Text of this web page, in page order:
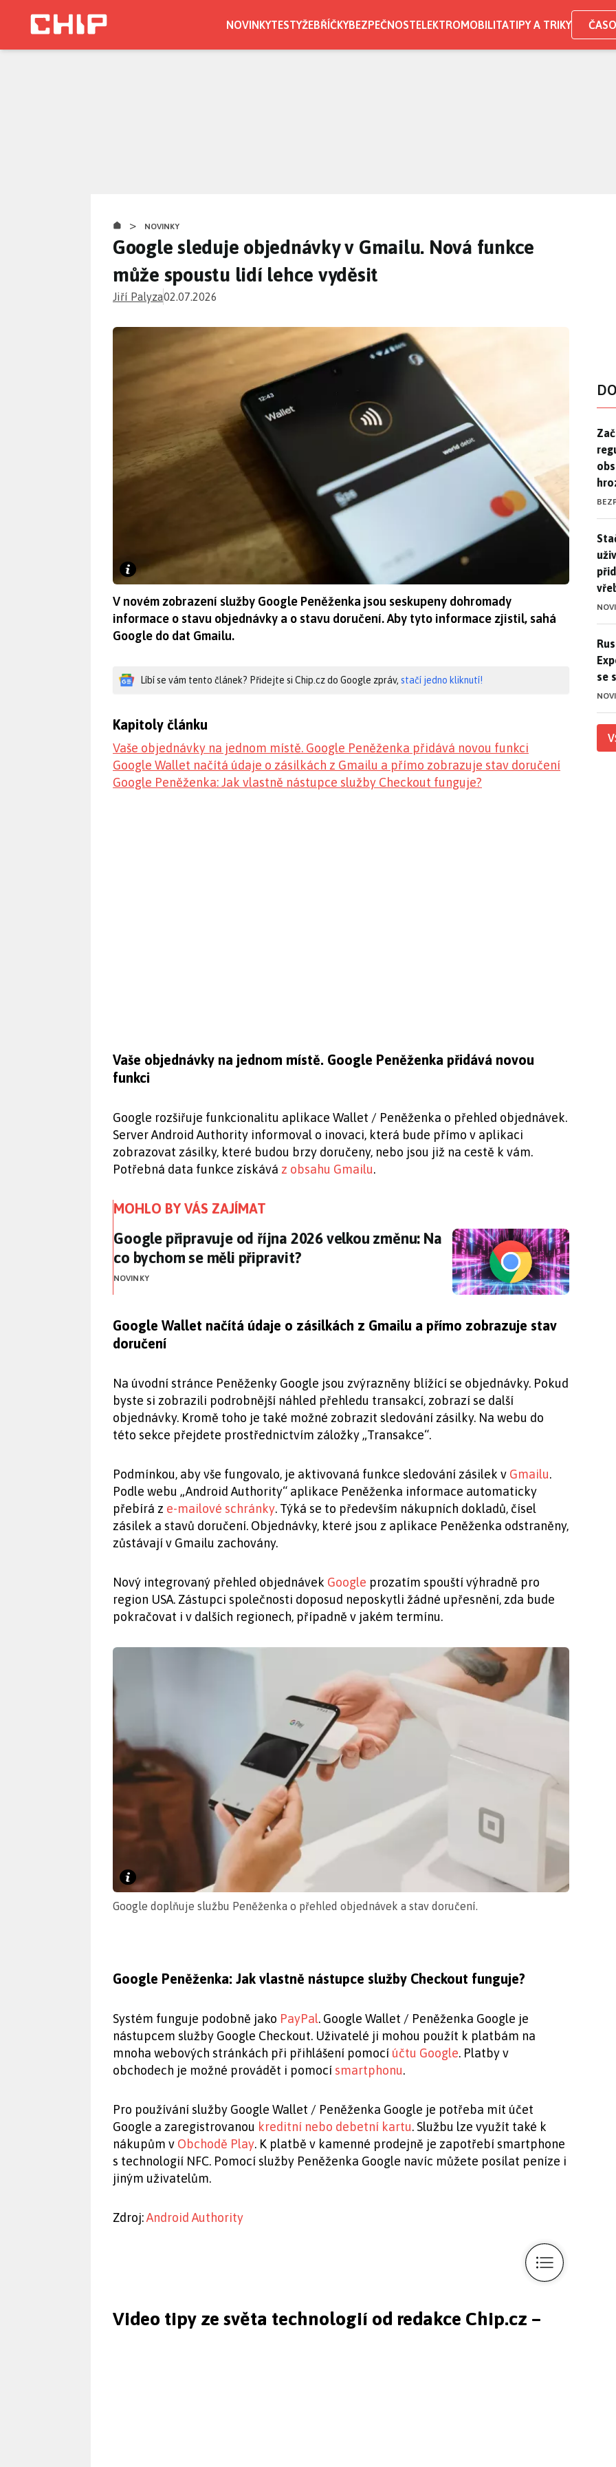
NOVINKYTESTYŽEBŘÍČKYBEZPEČNOSTELEKTROMOBILITATIPY A TRIKY
> NOVINKY
Google sleduje objednávky v Gmailu. Nová funkce
může spoustu lidí lehce vyděsit
Jiří Palyza02.07.2026
V novém zobrazení služby Google Peněženka jsou seskupeny dohromady
informace o stavu objednávky a o stavu doručení. Aby tyto informace zjistil, sahá
Google do dat Gmailu.
Líbí se vám tento článek? Přidejte si Chip.cz do Google zpráv, stačí jedno kliknutí!
Kapitoly článku
Vaše objednávky na jednom místě. Google Peněženka přidává novou funkci
Google Wallet načítá údaje o zásilkách z Gmailu a přímo zobrazuje stav doručení
Google Peněženka: Jak vlastně nástupce služby Checkout funguje?
Vaše objednávky na jednom místě. Google Peněženka přidává novou
funkci
Google rozšiřuje funkcionalitu aplikace Wallet / Peněženka o přehled objednávek.
Server Android Authority informoval o inovaci, která bude přímo v aplikaci
zobrazovat zásilky, které budou brzy doručeny, nebo jsou již na cestě k vám.
Potřebná data funkce získává z obsahu Gmailu.
MOHLO BY VÁS ZAJÍMAT
Google připravuje od října 2026 velkou změnu: Na co bychom se měli
Google připravuje od října 2026 velkou změnu: Na
co bychom se měli připravit?
NOVINKY
Google Wallet načítá údaje o zásilkách z Gmailu a přímo zobrazuje stav
doručení
Na úvodní stránce Peněženky Google jsou zvýrazněny blížící se objednávky. Pokud
byste si zobrazili podrobnější náhled přehledu transakcí, zobrazí se další
objednávky. Kromě toho je také možné zobrazit sledování zásilky. Na webu do
této sekce přejdete prostřednictvím záložky „Transakce“.
Podmínkou, aby vše fungovalo, je aktivovaná funkce sledování zásilek v Gmailu.
Podle webu „Android Authority“ aplikace Peněženka informace automaticky
přebírá z e-mailové schránky. Týká se to především nákupních dokladů, čísel
zásilek a stavů doručení. Objednávky, které jsou z aplikace Peněženka odstraněny,
zůstávají v Gmailu zachovány.
Nový integrovaný přehled objednávek Google prozatím spouští výhradně pro
region USA. Zástupci společnosti doposud neposkytli žádné upřesnění, zda bude
pokračovat i v dalších regionech, případně v jakém termínu.
Google doplňuje službu Peněženka o přehled objednávek a stav doručení.
Google Peněženka: Jak vlastně nástupce služby Checkout funguje?
Systém funguje podobně jako PayPal. Google Wallet / Peněženka Google je
nástupcem služby Google Checkout. Uživatelé ji mohou použít k platbám na
mnoha webových stránkách při přihlášení pomocí účtu Google. Platby v
obchodech je možné provádět i pomocí smartphonu.
Pro používání služby Google Wallet / Peněženka Google je potřeba mít účet
Google a zaregistrovanou kreditní nebo debetní kartu. Službu lze využít také k
nákupům v Obchodě Play. K platbě v kamenné prodejně je zapotřebí smartphone
s technologií NFC. Pomocí služby Peněženka Google navíc můžete posílat peníze i
jiným uživatelům.
Zdroj:Android Authority
Video tipy ze světa technologií od redakce Chip.cz –
se